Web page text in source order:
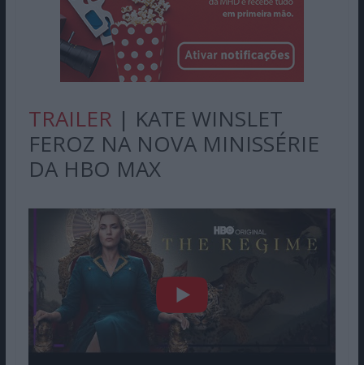
TRAILER | KATE WINSLET
FEROZ NA NOVA MINISSÉRIE
DA HBO MAX